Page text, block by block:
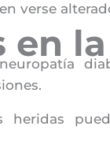
verse
en
heridas